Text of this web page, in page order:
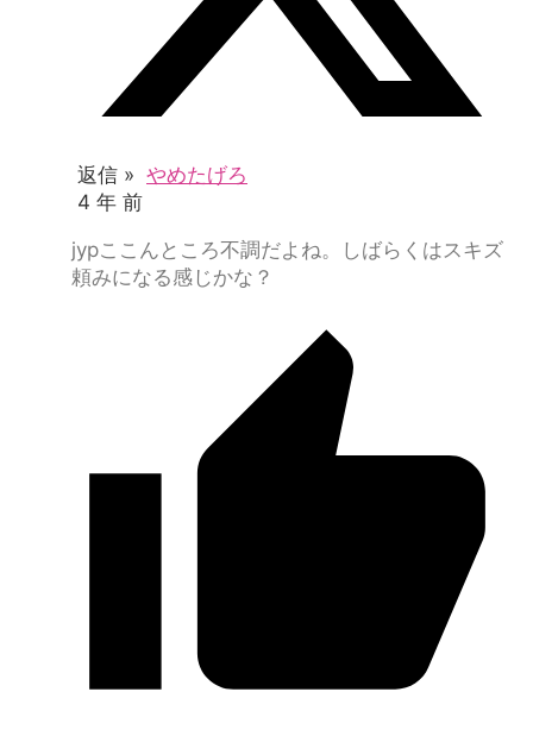
返信 » やめたげろ
4 年 前
jypここんところ不調だよね。しばらくはスキズ
頼みになる感じかな？